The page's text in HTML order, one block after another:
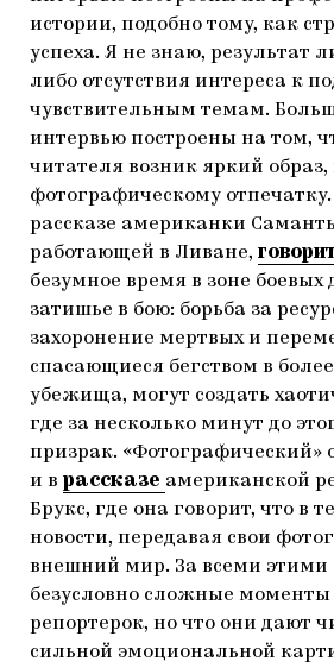
истории, подобно тому, как
успеха. Я не знаю, результат
либо отсутствия интереса к
чувствительным темам.
интервью построены на том,
читателя возник яркий
фотографическому
рассказе американки
работающей в Ливане,
безумное время в зоне боевых
затишье в бою: борьба за
захоронение мертвых и
спасающиеся бегством в
убежища, могут создать
где за несколько минут до
призрак. «Фотографический»
и в рассказе американской
Брукс, где она говорит, что в
новости, передавая свои
внешний мир. За всеми этими
безусловно сложные
репортерок, но что они дают
сильной эмоциональной